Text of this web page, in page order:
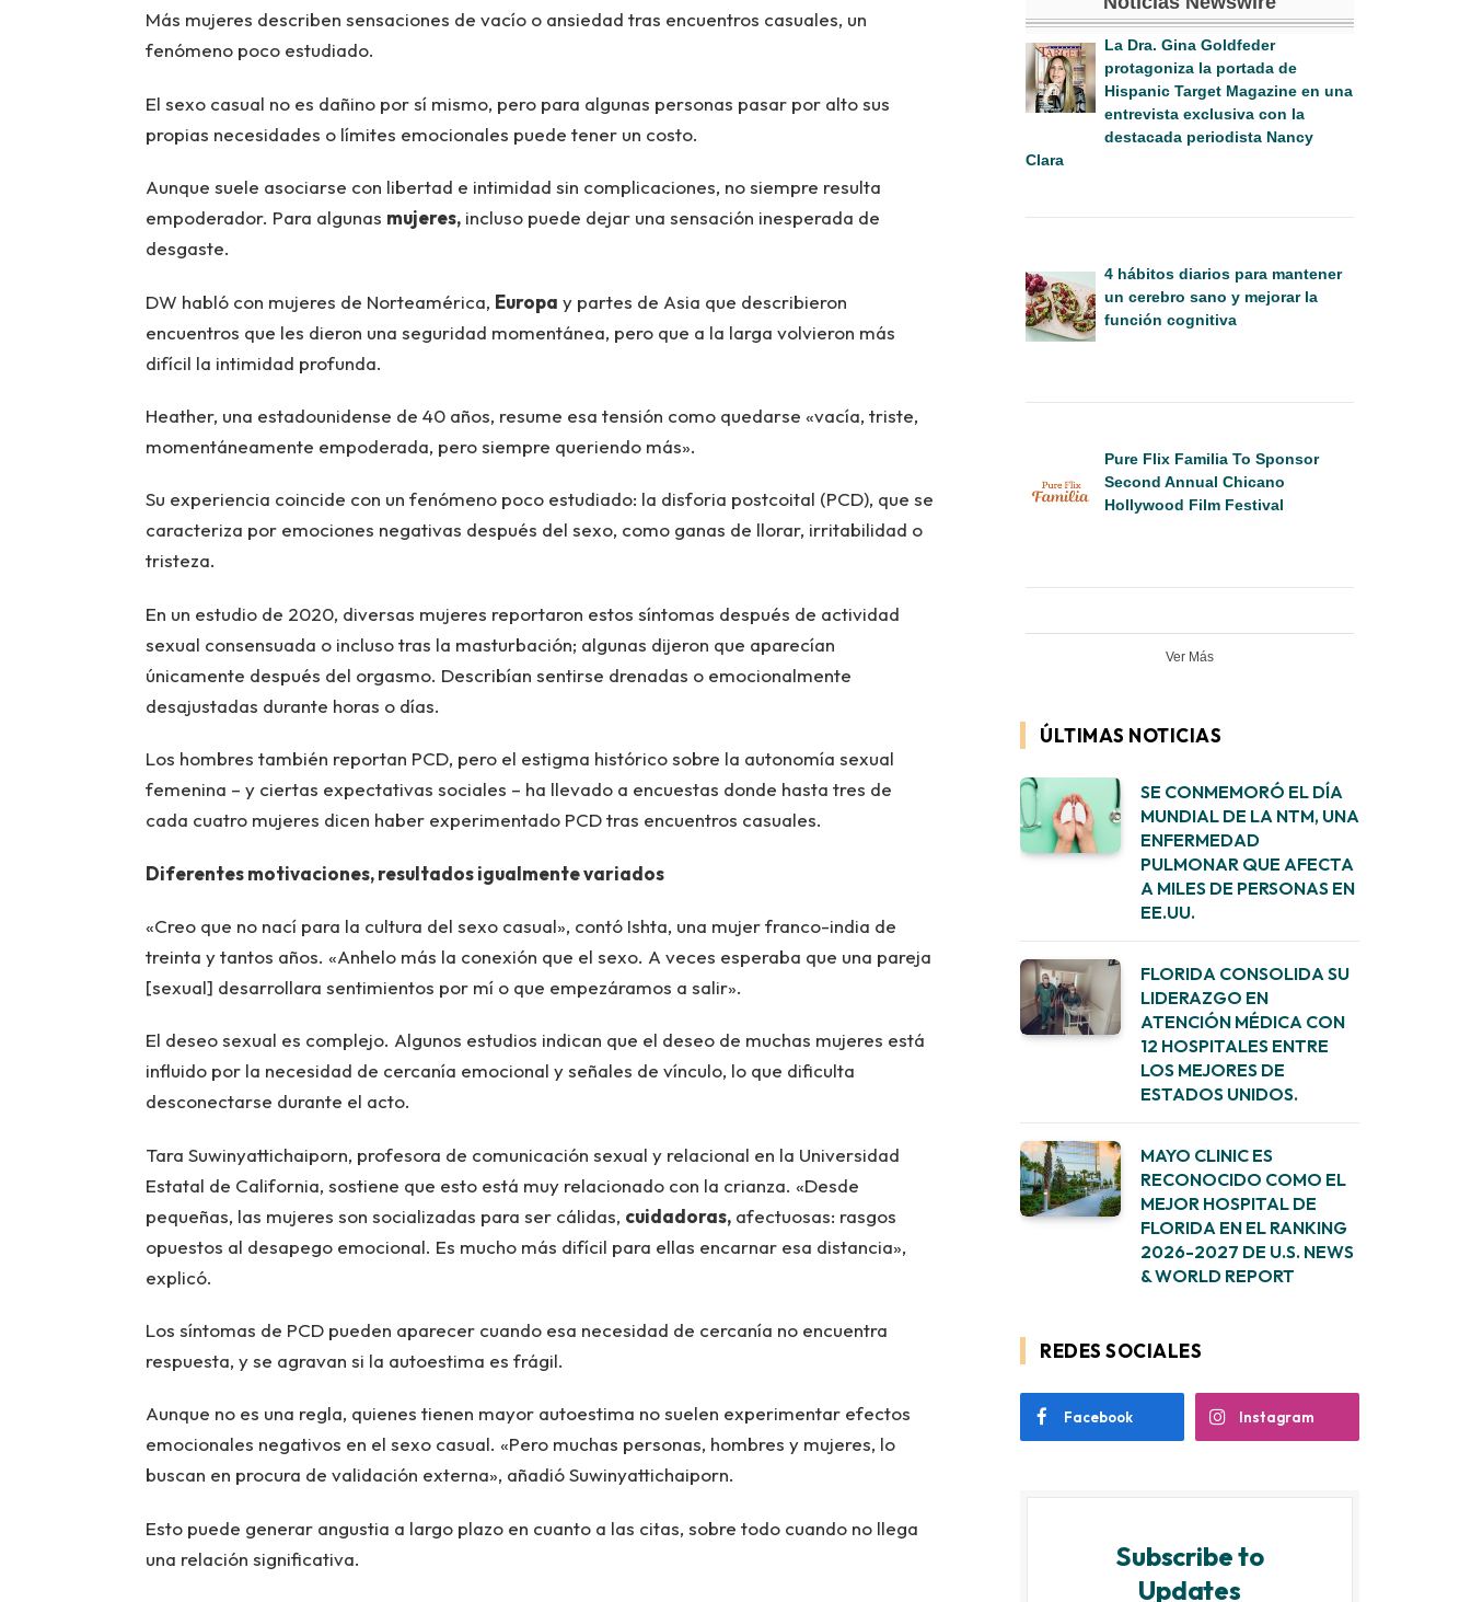
Más mujeres describen sensaciones de vacío o ansiedad tras encuentros casuales, un
fenómeno poco estudiado.
El sexo casual no es dañino por sí mismo, pero para algunas personas pasar por alto sus
propias necesidades o límites emocionales puede tener un costo.
Aunque suele asociarse con libertad e intimidad sin complicaciones, no siempre resulta
empoderador. Para algunas mujeres,incluso puede dejar una sensación inesperada de
desgaste.
DW habló con mujeres de Norteamérica, Europa y partes de Asia que describieron
encuentros que les dieron una seguridad momentánea, pero que a la larga volvieron más
difícil la intimidad profunda.
Heather, una estadounidense de 40 años, resume esa tensión como quedarse «vacía, triste,
momentáneamente empoderada, pero siempre queriendo más».
Su experiencia coincide con un fenómeno poco estudiado: la disforia postcoital (PCD), que se
caracteriza por emociones negativas después del sexo, como ganas de llorar, irritabilidad o
tristeza.
En un estudio de 2020, diversas mujeres reportaron estos síntomas después de actividad
sexual consensuada o incluso tras la masturbación; algunas dijeron que aparecían
únicamente después del orgasmo. Describían sentirse drenadas o emocionalmente
desajustadas durante horas o días.
Los hombres también reportan PCD, pero el estigma histórico sobre la autonomía sexual
femenina – y ciertas expectativas sociales – ha llevado a encuestas donde hasta tres de
cada cuatro mujeres dicen haber experimentado PCD tras encuentros casuales.
Diferentes motivaciones, resultados igualmente variados
«Creo que no nací para la cultura del sexo casual», contó Ishta, una mujer franco-india de
treinta y tantos años. «Anhelo más la conexión que el sexo. A veces esperaba que una pareja
[sexual] desarrollara sentimientos por mí o que empezáramos a salir».
El deseo sexual es complejo. Algunos estudios indican que el deseo de muchas mujeres está
influido por la necesidad de cercanía emocional y señales de vínculo, lo que dificulta
desconectarse durante el acto.
Tara Suwinyattichaiporn, profesora de comunicación sexual y relacional en la Universidad
Estatal de California, sostiene que esto está muy relacionado con la crianza. «Desde
pequeñas, las mujeres son socializadas para ser cálidas, cuidadoras,afectuosas: rasgos
opuestos al desapego emocional. Es mucho más difícil para ellas encarnar esa distancia»,
explicó.
Los síntomas de PCD pueden aparecer cuando esa necesidad de cercanía no encuentra
respuesta, y se agravan si la autoestima es frágil.
Aunque no es una regla, quienes tienen mayor autoestima no suelen experimentar efectos
emocionales negativos en el sexo casual. «Pero muchas personas, hombres y mujeres, lo
buscan en procura de validación externa», añadió Suwinyattichaiporn.
Esto puede generar angustia a largo plazo en cuanto a las citas, sobre todo cuando no llega
una relación significativa.
La Dra. Gina Goldfeder
protagoniza la portada de
Hispanic Target Magazine en una
entrevista exclusiva con la
destacada periodista Nancy
Clara
4 hábitos diarios para mantener
un cerebro sano y mejorar la
función cognitiva
Pure Flix Familia To Sponsor
Second Annual Chicano
Hollywood Film Festival
Ver Más
ÚLTIMAS NOTICIAS
SE CONMEMORÓ EL DÍA
MUNDIAL DE LA NTM, UNA
ENFERMEDAD
PULMONAR QUE AFECTA
A MILES DE PERSONAS EN
EE.UU.
FLORIDA CONSOLIDA SU
LIDERAZGO EN
ATENCIÓN MÉDICA CON
12 HOSPITALES ENTRE
LOS MEJORES DE
ESTADOS UNIDOS.
MAYO CLINIC ES
RECONOCIDO COMO EL
MEJOR HOSPITAL DE
FLORIDA EN EL RANKING
2026-2027 DE U.S. NEWS
& WORLD REPORT
REDES SOCIALES
Facebook Instagram
Subscribe to
Updates